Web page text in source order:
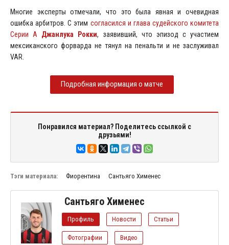
Многие эксперты отмечали, что это была явная и очевидная
ошибка арбитров. С этим согласился и глава судейского комитета
Серии А Джанлука Рокки, заявивший, что эпизод с участием
мексиканского форварда не тянул на пенальти и не заслуживал
VAR.
Подробная информация о матче
Понравился материал? Поделитесь ссылкой с
друзьями!
Тэги материала: Фиорентина Сантьяго Хименес
Сантьяго Хименес
Профиль Новости Статьи
Фотографии Видео